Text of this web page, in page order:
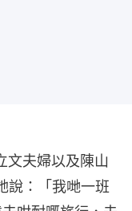
文夫婦以及陳山
說：「我哋一班